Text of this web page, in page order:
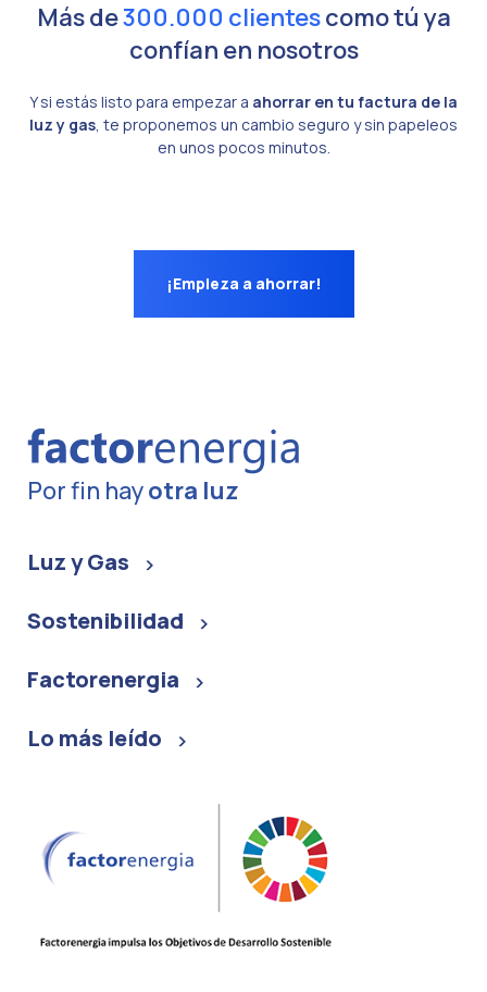
Más de300.000 clientescomo tú ya
confían en nosotros
Y si estás listo para empezar a ahorrar en tu factura de la
luz y gas, te proponemos un cambio seguro y sin papeleos
en unos pocos minutos.
¡Empieza a ahorrar!
Por fin hayotra luz
Luz y Gas
Sostenibilidad
Factorenergia
Lo más leído